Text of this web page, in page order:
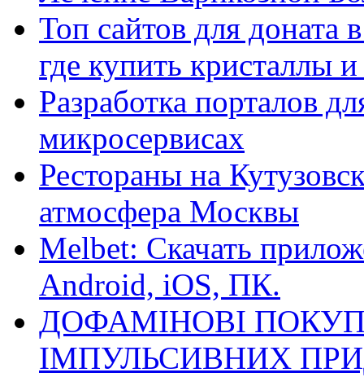
Топ сайтов для
где купить кристаллы
Разработка порталов
микросервисах
Рестораны на
атмосфера Москвы
Melbet: Скачать
Android, iOS, ПК.
ДОФАМІНОВІ
ІМПУЛЬСИВНИХ